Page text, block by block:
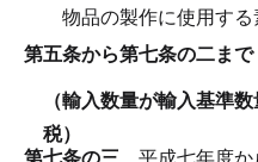
物品の製作に使用す
第五条から第七条の二まで
（輸入数量が輸入基準
税）